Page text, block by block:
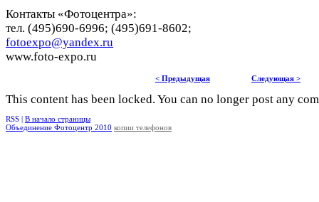
Контакты «Фотоцентра»:
тел. (495)690-6996; (495)691-8602;
fotoexpo@yandex.ru
www.foto-expo.ru
< Предыдущая Следующая >
This content has been locked. You can no longer post any
RSS | В начало страницы
Объединение Фотоцентр 2010 копии телефонов